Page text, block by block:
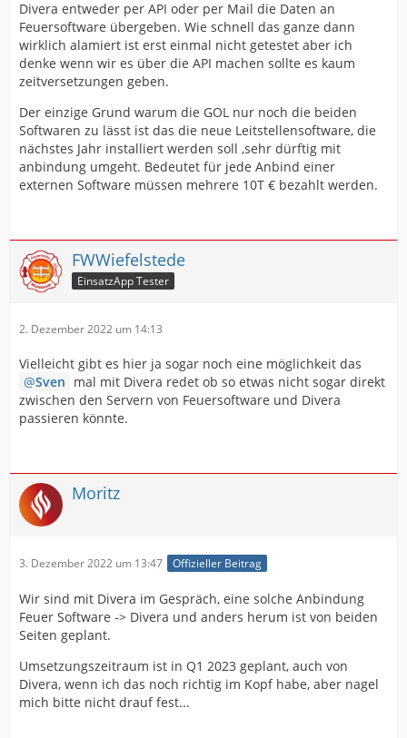
Divera entweder per API oder per Mail die Daten an
Feuersoftware übergeben. Wie schnell das ganze dann
wirklich alamiert ist erst einmal nicht getestet aber ich
denke wenn wir es über die API machen sollte es kaum
zeitversetzungen geben.
Der einzige Grund warum die GOL nur noch die beiden
Softwaren zu lässt ist das die neue Leitstellensoftware, die
nächstes Jahr installiert werden soll ,sehr dürftig mit
anbindung umgeht. Bedeutet für jede Anbind einer
externen Software müssen mehrere 10T € bezahlt werden.
FWWiefelstede
EinsatzApp Tester
2. Dezember 2022 um 14:13
Vielleicht gibt es hier ja sogar noch eine möglichkeit das
Sven mal mit Divera redet ob so etwas nicht sogar direkt
zwischen den Servern von Feuersoftware und Divera
passieren könnte.
Moritz
3. Dezember 2022 um 13:47 Offizieller Beitrag
Wir sind mit Divera im Gespräch, eine solche Anbindung
Feuer Software -> Divera und anders herum ist von beiden
Seiten geplant.
Umsetzungszeitraum ist in Q1 2023 geplant, auch von
Divera, wenn ich das noch richtig im Kopf habe, aber nagel
mich bitte nicht drauf fest...